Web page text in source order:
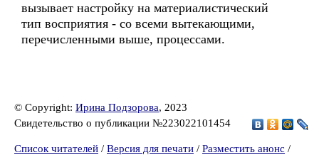
вызывает настройку на материалистический
тип восприятия - со всеми вытекающими,
перечисленными выше, процессами.
© Copyright: Ирина Подзорова, 2023
Свидетельство о публикации №223022101454
Список читателей / Версия для печати / Разместить анонс /